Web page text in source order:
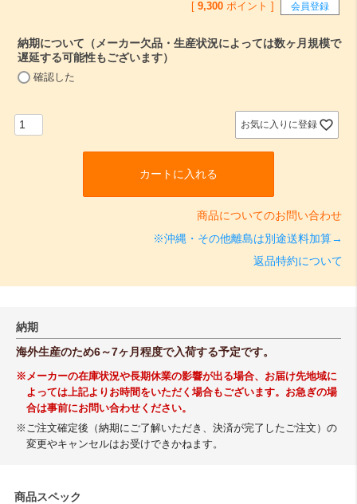
9,300 ポイント ] 会員登録
納期について（メーカー欠品・生産状況によっては数ヶ月規模で
遅延する可能性もございます）
確認した
お気に入りに登録
カートに入れる
商品についてのお問い合わせ
※沖縄・その他離島は別途送料加算→
返品特約について
納期
海外生産のため6～7ヶ月程度で入荷する予定です。
※メーカーの在庫状況や長期休業の影響が出る場合、お届け先地域に
よっては上記よりお時間をいただく場合もございます。お急ぎの場
合は事前にお問い合わせください。
※ご注文確定後（納期にご了解いただき、決済が完了したご注文）の
変更やキャンセルはお受けできかねます。
商品スペック